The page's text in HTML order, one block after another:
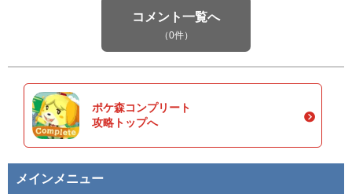
コメント一覧へ
（0件）
ポケ森コンプリート
攻略トップへ
メインメニュー